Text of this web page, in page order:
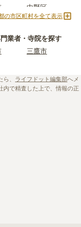
お客様のご希望に合っ
いことも多く、実際に
もあります。
下記の記事をご一読く
などの費用も必要
点や利用までの流れも
中野区
西東京市
中央区
の市区町村を全て表示
業者・寺院を探す
三鷹市
、 ライフドット編集部へメ
内で精査した上で、情報の正